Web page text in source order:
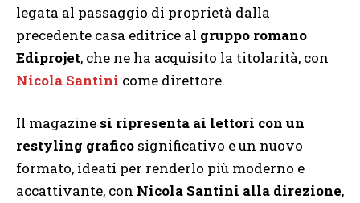
legata al passaggio di proprietà dalla
precedente casa editrice al gruppo romano
Ediprojet, che ne ha acquisito la titolarità, con
Nicola Santini come direttore.
Il magazine si ripresenta ai lettori con un
restyling grafico significativo e un nuovo
formato, ideati per renderlo più moderno e
accattivante, con Nicola Santini alla direzione,